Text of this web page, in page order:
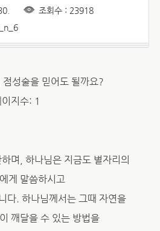
조회수 : 23918
성술을 믿어도 될까요?
지수: 1
며, 하나님은 지금도 별자리의
게 말씀하시고
다. 하나님께서는 그때 자연을
깨달을 수 있는 방법을